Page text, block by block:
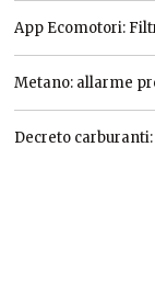
App Ecomotori:
Metano: allarme
Decreto